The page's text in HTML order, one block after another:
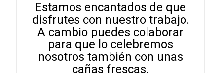
Estamos encantados de que
disfrutes con nuestro trabajo.
A cambio puedes colaborar
para que lo celebremos
nosotros también con unas
cañas frescas.